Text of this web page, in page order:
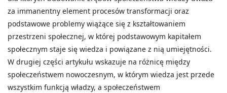
za immanentny element procesów transformacji oraz
podstawowe problemy wiążące się z kształtowaniem
przestrzeni społecznej, w której podstawowym kapitałem
społecznym staje się wiedza i powiązane z nią umiejętności.
W drugiej części artykułu wskazuje na różnicę między
społeczeństwem nowoczesnym, w którym wiedza jest przede
wszystkim funkcją władzy, a społeczeństwem